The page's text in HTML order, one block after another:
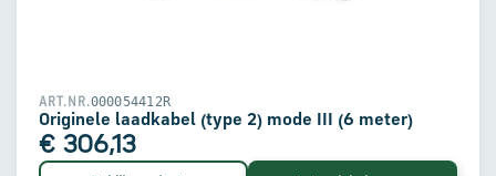
ART.NR.000054412R
Originele laadkabel (type 2) mode III (6 meter)
€ 306,13